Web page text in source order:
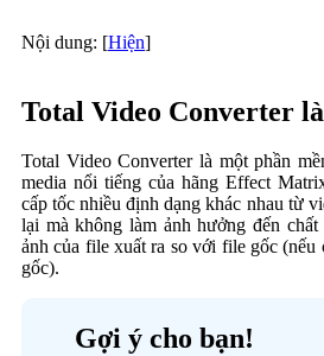
Nội dung: [Hiện]
Total Video Converter
Total Video Converter là một phần
media nổi tiếng của hãng Effect
cấp tốc nhiều định dạng khác nhau từ
lại mà không làm ảnh hưởng đến
ảnh của file xuất ra so với file gốc (nếu
gốc).
Gợi ý cho bạn!